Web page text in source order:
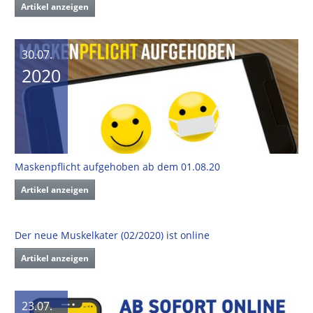
Artikel anzeigen
30.07.
2020
Maskenpflicht aufgehoben ab dem 01.08.20
Artikel anzeigen
Der neue Muskelkater (02/2020) ist online
Artikel anzeigen
23.07.